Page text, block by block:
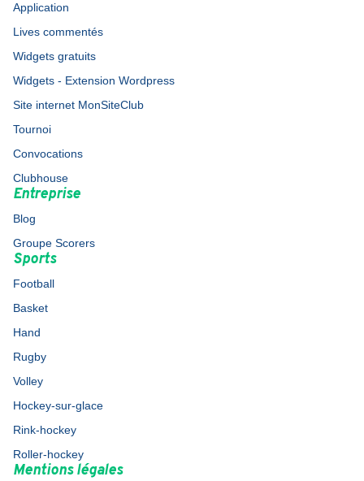
Application
Lives commentés
Widgets gratuits
Widgets - Extension Wordpress
Site internet MonSiteClub
Tournoi
Convocations
Clubhouse
Entreprise
Blog
Groupe Scorers
Sports
Football
Basket
Hand
Rugby
Volley
Hockey-sur-glace
Rink-hockey
Roller-hockey
Mentions légales